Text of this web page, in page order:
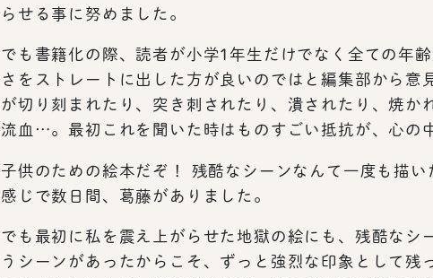
らせる事に努めました。
でも書籍化の際、読者が小学1年生だけでなく全ての年
さをストレートに出した方が良いのではと編集部から意
が切り刻まれたり、突き刺されたり、潰されたり、焼
流血…。最初これを聞いた時はものすごい抵抗が、心の
子供のための絵本だぞ！ 残酷なシーンなんて一度も描
感じで数日間、葛藤がありました。
でも最初に私を震え上がらせた地獄の絵にも、残酷なシ
うシーンがあったからこそ、ずっと強烈な印象として